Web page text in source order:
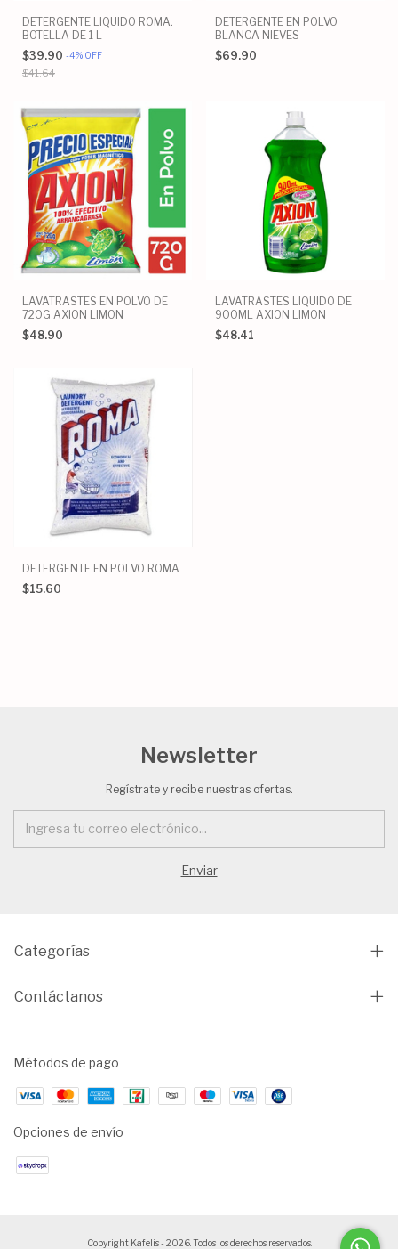
DETERGENTE LIQUIDO ROMA.
BOTELLA DE 1 L
$39.90 -4% OFF
$41.64
DETERGENTE EN POLVO
BLANCA NIEVES
$69.90
LAVATRASTES EN POLVO DE
720G AXION LIMON
$48.90
LAVATRASTES LIQUIDO DE
900ML AXION LIMON
$48.41
DETERGENTE EN POLVO ROMA
$15.60
Newsletter
Regístrate y recibe nuestras ofertas.
Categorías
Contáctanos
Métodos de pago
Opciones de envío
Copyright Kafelis - 2026. Todos los derechos reservados.